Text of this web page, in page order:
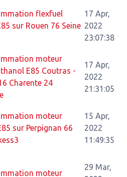
flexfuel
sur Rouen 76 Seine
17 Apr,
2022
23:07:38
moteur
E85 Coutras -
Charente 24
17 Apr,
2022
21:31:05
moteur
sur Perpignan 66
15 Apr,
2022
11:49:35
moteur
29 Mar,